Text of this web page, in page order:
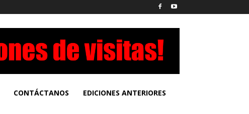
CONTÁCTANOS EDICIONES ANTERIORES